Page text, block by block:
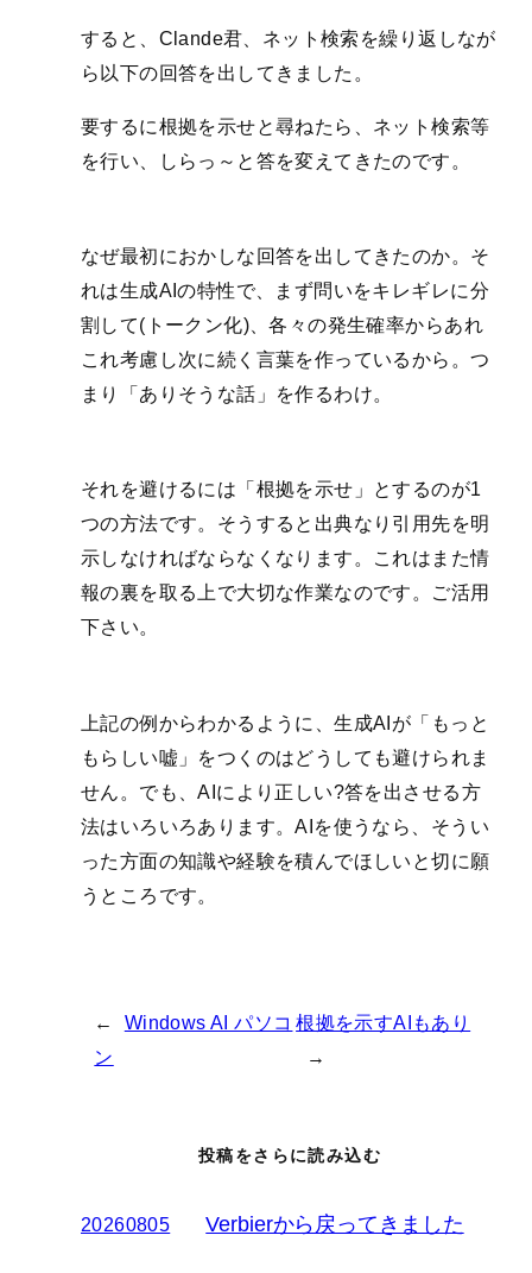
すると、Clande君、ネット検索を繰り返しなが
ら以下の回答を出してきました。
要するに根拠を示せと尋ねたら、ネット検索等
を行い、しらっ～と答を変えてきたのです。
なぜ最初におかしな回答を出してきたのか。そ
れは生成AIの特性で、まず問いをキレギレに分
割して(トークン化)、各々の発生確率からあれ
これ考慮し次に続く言葉を作っているから。つ
まり「ありそうな話」を作るわけ。
それを避けるには「根拠を示せ」とするのが1
つの方法です。そうすると出典なり引用先を明
示しなければならなくなります。これはまた情
報の裏を取る上で大切な作業なのです。ご活用
下さい。
上記の例からわかるように、生成AIが「もっと
もらしい嘘」をつくのはどうしても避けられま
せん。でも、AIにより正しい?答を出させる方
法はいろいろあります。AIを使うなら、そうい
った方面の知識や経験を積んでほしいと切に願
うところです。
←
Windows AI パソコ
ン
根拠を示すAIもあり
→
投稿をさらに読み込む
20260805 Verbierから戻ってきました